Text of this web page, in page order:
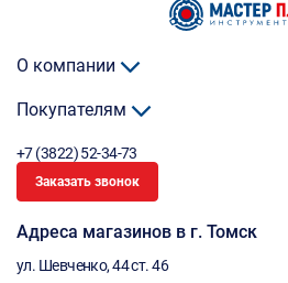
О компании
Покупателям
+7 (3822) 52-34-73
Заказать звонок
Адреса магазинов в г. Томск
ул. Шевченко, 44 ст. 46